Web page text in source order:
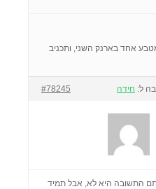
אחד בארנק השני, ותכניב
ל: חידה #78245
התשובה היא לא, אבל תמיד